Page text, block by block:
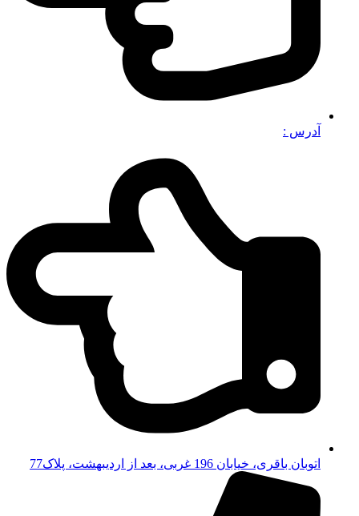
آدرس :
اتوبان باقری، خیابان 196 غربی، بعد از اردیبهشت، پلاک77